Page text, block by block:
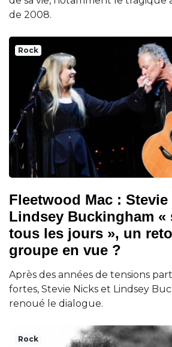
de 2008.
Rock
Fleetwood Mac :
Lindsey Buckingham «
tous les jours », un
groupe en vue ?
Après des années de tensions
fortes, Stevie Nicks et Lindsey
renoué le dialogue.
Rock